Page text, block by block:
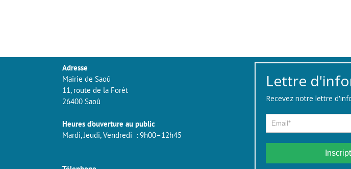
Adresse
Mairie de Saoû
11, route de la Forêt
26400 Saoû
Heures d’ouverture au public
Mardi, Jeudi, Vendredi : 9h00–12h45
Lettre
Recevez notre lettre